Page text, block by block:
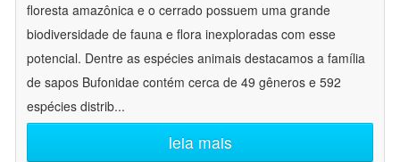
floresta amazônica e o cerrado possuem uma grande
biodiversidade de fauna e flora inexploradas com esse
potencial. Dentre as espécies animais destacamos a família
de sapos Bufonidae contém cerca de 49 gêneros e 592
espécies distrib...
leia mais